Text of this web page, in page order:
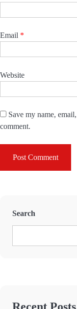
Email *
Website
Save my name,
comment.
Search